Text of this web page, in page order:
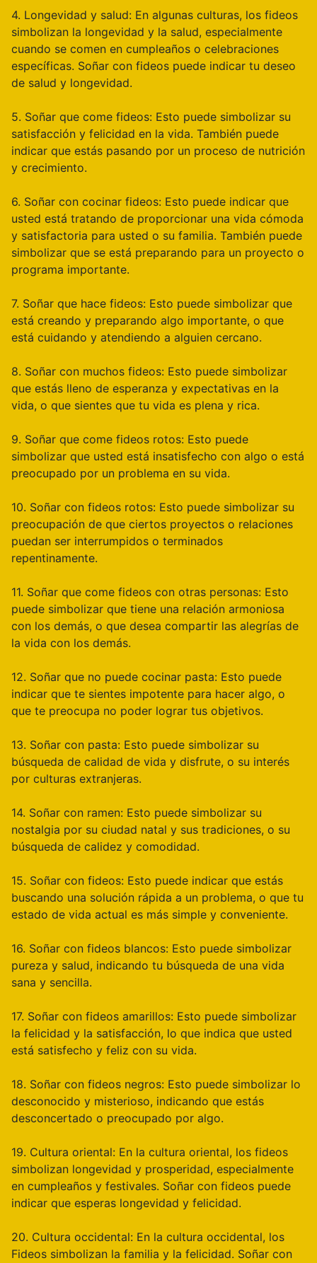
4. Longevidad y salud: En algunas culturas, los fideos
simbolizan la longevidad y la salud, especialmente
cuando se comen en cumpleaños o celebraciones
específicas. Soñar con fideos puede indicar tu deseo
de salud y longevidad.
5. Soñar que come fideos: Esto puede simbolizar su
satisfacción y felicidad en la vida. También puede
indicar que estás pasando por un proceso de nutrición
y crecimiento.
6. Soñar con cocinar fideos: Esto puede indicar que
usted está tratando de proporcionar una vida cómoda
y satisfactoria para usted o su familia. También puede
simbolizar que se está preparando para un proyecto o
programa importante.
7. Soñar que hace fideos: Esto puede simbolizar que
está creando y preparando algo importante, o que
está cuidando y atendiendo a alguien cercano.
8. Soñar con muchos fideos: Esto puede simbolizar
que estás lleno de esperanza y expectativas en la
vida, o que sientes que tu vida es plena y rica.
9. Soñar que come fideos rotos: Esto puede
simbolizar que usted está insatisfecho con algo o está
preocupado por un problema en su vida.
10. Soñar con fideos rotos: Esto puede simbolizar su
preocupación de que ciertos proyectos o relaciones
puedan ser interrumpidos o terminados
repentinamente.
11. Soñar que come fideos con otras personas: Esto
puede simbolizar que tiene una relación armoniosa
con los demás, o que desea compartir las alegrías de
la vida con los demás.
12. Soñar que no puede cocinar pasta: Esto puede
indicar que te sientes impotente para hacer algo, o
que te preocupa no poder lograr tus objetivos.
13. Soñar con pasta: Esto puede simbolizar su
búsqueda de calidad de vida y disfrute, o su interés
por culturas extranjeras.
14. Soñar con ramen: Esto puede simbolizar su
nostalgia por su ciudad natal y sus tradiciones, o su
búsqueda de calidez y comodidad.
15. Soñar con fideos: Esto puede indicar que estás
buscando una solución rápida a un problema, o que tu
estado de vida actual es más simple y conveniente.
16. Soñar con fideos blancos: Esto puede simbolizar
pureza y salud, indicando tu búsqueda de una vida
sana y sencilla.
17. Soñar con fideos amarillos: Esto puede simbolizar
la felicidad y la satisfacción, lo que indica que usted
está satisfecho y feliz con su vida.
18. Soñar con fideos negros: Esto puede simbolizar lo
desconocido y misterioso, indicando que estás
desconcertado o preocupado por algo.
19. Cultura oriental: En la cultura oriental, los fideos
simbolizan longevidad y prosperidad, especialmente
en cumpleaños y festivales. Soñar con fideos puede
indicar que esperas longevidad y felicidad.
20. Cultura occidental: En la cultura occidental, los
Fideos simbolizan la familia y la felicidad. Soñar con